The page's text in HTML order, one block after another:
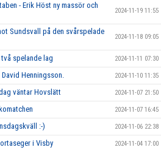
- Erik Höst ny massör och
2024-11-19 11:55
Sundsvall på den svårspelade
2024-11-18 09:05
spelande lag 2024-11-11 07:30
Henningsson. 2024-11-10 11:35
väntar Hovslätt 2024-11-07 21:50
2024-11-07 16:45
:-) 2024-11-06 22:38
i Visby 2024-11-04 17:00